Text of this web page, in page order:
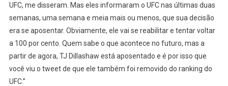
UFC, me disseram. Mas eles informaram o UFC nas últimas duas
semanas, uma semana e meia mais ou menos, que sua decisão
era se aposentar. Obviamente, ele vai se reabilitar e tentar voltar
a 100 por cento. Quem sabe o que acontece no futuro, mas a
partir de agora, TJ Dillashaw está aposentado e é por isso que
você viu o tweet de que ele também foi removido do ranking do
UFC.”